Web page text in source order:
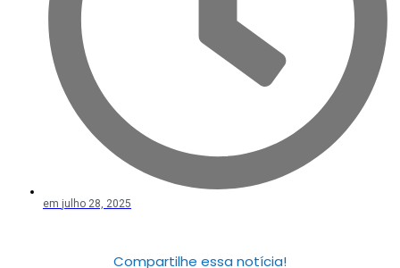
em julho 28, 2025
Compartilhe essa notícia!